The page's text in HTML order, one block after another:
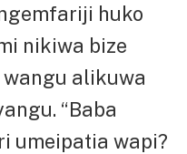
huko
nikiwa bize
alikuwa
“Baba
umeipatia wapi?